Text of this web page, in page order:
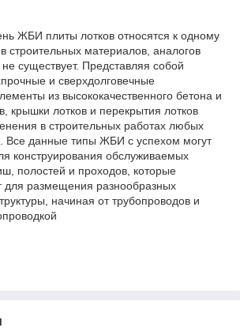
ЖБИ плиты лотков относятся к одному
строительных материалов, аналогов
существует. Представляя собой
и сверхдолговечные
из высококачественного бетона и
крышки лотков и перекрытия лотков
в строительных работах любых
Все данные типы ЖБИ с успехом могут
конструирования обслуживаемых
полостей и проходов, которые
для размещения разнообразных
начиная от трубопроводов и